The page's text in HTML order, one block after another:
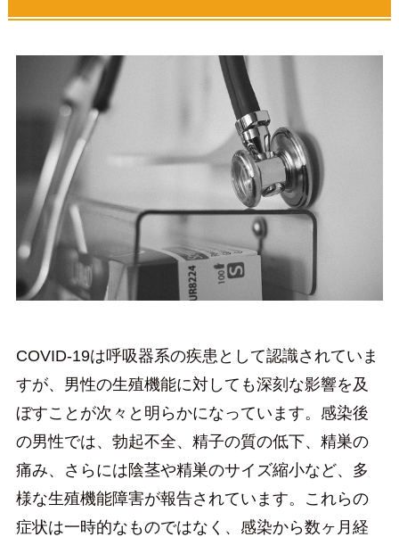
COVID-19は呼吸器系の疾患として認識されていま
すが、男性の生殖機能に対しても深刻な影響を及
ぼすことが次々と明らかになっています。感染後
の男性では、勃起不全、精子の質の低下、精巣の
痛み、さらには陰茎や精巣のサイズ縮小など、多
様な生殖機能障害が報告されています。これらの
症状は一時的なものではなく、感染から数ヶ月経